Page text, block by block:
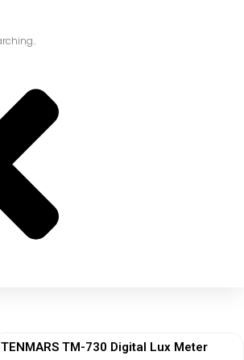
TENMARS TM-730 Digital Lux Meter